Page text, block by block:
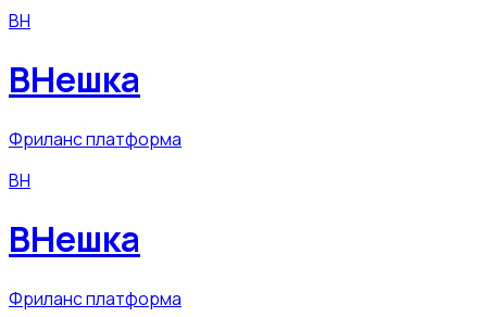
ВН
ВНешка
Фриланс платформа
ВН
ВНешка
Фриланс платформа